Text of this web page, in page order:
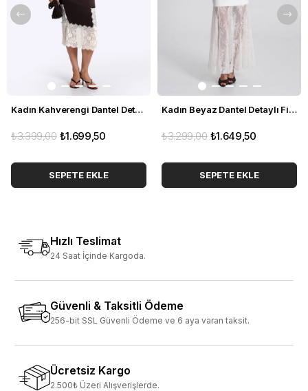
farklılıklarından dolayı ürün renginde küçük ton farklılıkları
olabilir.
Kadın Kahverengi Dantel Detaylı Dar Etek
₺1.699,50
₺3.399,00
SEPETE EKLE
Kadın Beyaz Dantel Detaylı Fit Etek
₺1.649,50
₺3.299,00
SEPETE EKLE
Hızlı Teslimat
24 Saat İçinde Kargoda.
Güvenli & Taksitli Ödeme
256-bit SSL Güvenli Ödeme ve 6 aya varan taksit.
Ücretsiz Kargo
2.500₺ Üzeri Alışverişlerde.